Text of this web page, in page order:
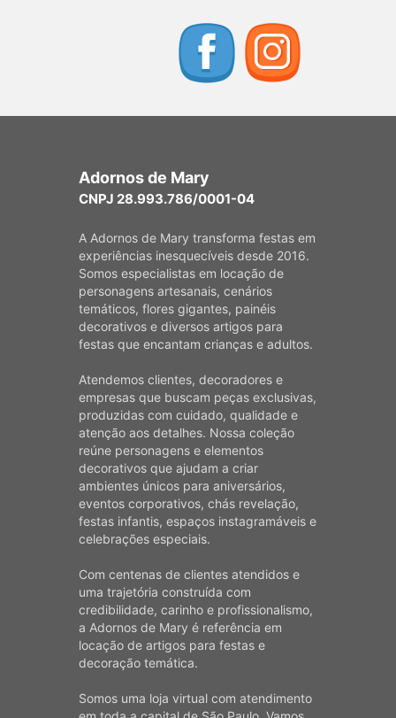
Adornos de Mary
CNPJ 28.993.786/0001-04
A Adornos de Mary transforma festas em
experiências inesquecíveis desde 2016.
Somos especialistas em locação de
personagens artesanais, cenários
temáticos, flores gigantes, painéis
decorativos e diversos artigos para
festas que encantam crianças e adultos.
Atendemos clientes, decoradores e
empresas que buscam peças exclusivas,
produzidas com cuidado, qualidade e
atenção aos detalhes. Nossa coleção
reúne personagens e elementos
decorativos que ajudam a criar
ambientes únicos para aniversários,
eventos corporativos, chás revelação,
festas infantis, espaços instagramáveis e
celebrações especiais.
Com centenas de clientes atendidos e
uma trajetória construída com
credibilidade, carinho e profissionalismo,
a Adornos de Mary é referência em
locação de artigos para festas e
decoração temática.
Somos uma loja virtual com atendimento